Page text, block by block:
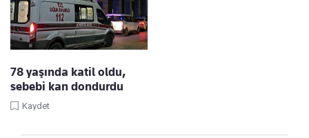
78 yaşında katil oldu,
sebebi kan dondurdu
Kaydet